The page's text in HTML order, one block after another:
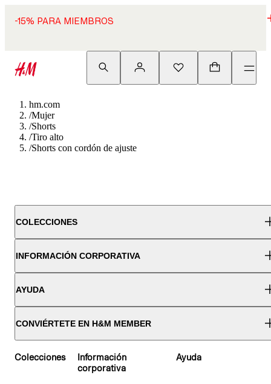
-15% PARA MIEMBROS
hm.com
/Mujer
/Shorts
/Tiro alto
/Shorts con cordón de ajuste
COLECCIONES
INFORMACIÓN CORPORATIVA
AYUDA
CONVIÉRTETE EN H&M MEMBER
Colecciones
Información
corporativa
Ayuda